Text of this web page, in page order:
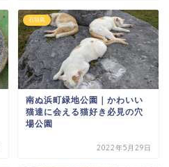
石垣島
南ぬ浜町緑地公園｜かわいい
猫達に会える猫好き必見の穴
場公園
2022年5月29日